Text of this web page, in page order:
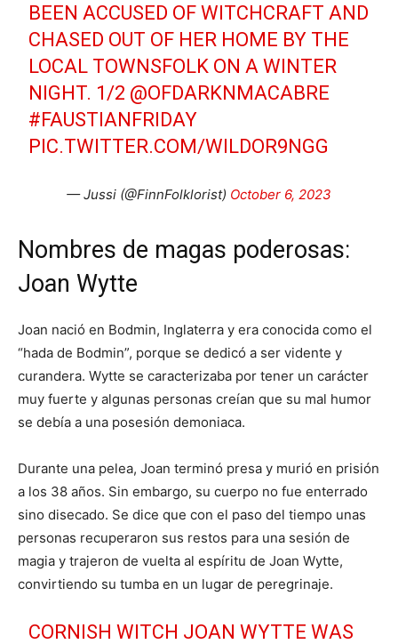
BEEN ACCUSED OF WITCHCRAFT AND
CHASED OUT OF HER HOME BY THE
LOCAL TOWNSFOLK ON A WINTER
NIGHT. 1/2 @OFDARKNMACABRE
#FAUSTIANFRIDAY
PIC.TWITTER.COM/WILDOR9NGG
— Jussi (@FinnFolklorist) October 6, 2023
Nombres de magas poderosas:
Joan Wytte
Joan nació en Bodmin, Inglaterra y era conocida como el
“hada de Bodmin”, porque se dedicó a ser vidente y
curandera. Wytte se caracterizaba por tener un carácter
muy fuerte y algunas personas creían que su mal humor
se debía a una posesión demoniaca.
Durante una pelea, Joan terminó presa y murió en prisión
a los 38 años. Sin embargo, su cuerpo no fue enterrado
sino disecado. Se dice que con el paso del tiempo unas
personas recuperaron sus restos para una sesión de
magia y trajeron de vuelta al espíritu de Joan Wytte,
convirtiendo su tumba en un lugar de peregrinaje.
CORNISH WITCH JOAN WYTTE WAS